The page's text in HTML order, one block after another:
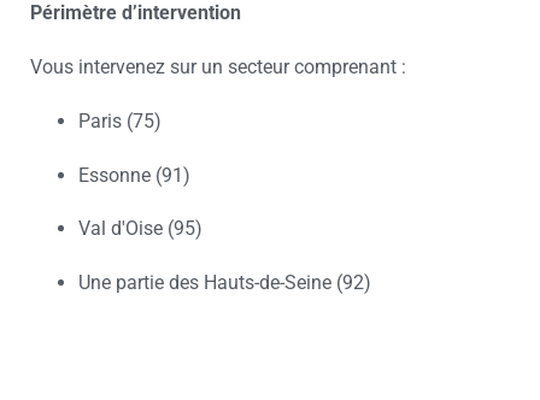
Périmètre d’intervention
Vous intervenez sur un secteur comprenant :
Paris (75)
Essonne (91)
Val d'Oise (95)
Une partie des Hauts-de-Seine (92)